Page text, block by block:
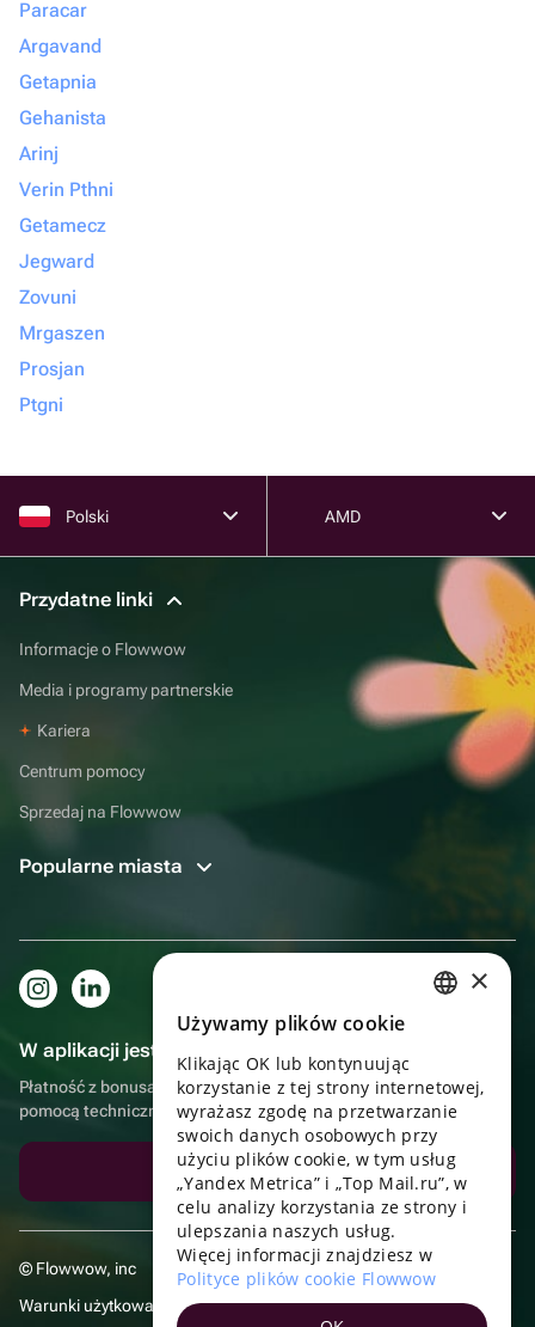
Paracar
Argavand
Getapnia
Gehanista
Arinj
Verin Pthni
Getamecz
Jegward
Zovuni
Mrgaszen
Prosjan
Ptgni
Polski AMD
Przydatne linki
Informacje o Flowwow
Media i programy partnerskie
Kariera
Centrum pomocy
Sprzedaj na Flowwow
Popularne miasta
W aplikacji jest to jeszcze wygodniejsze!
Płatność z bonusami, samodzielna dostawa, wygodny czat z
pomocą techniczną
Pobierz aplikację
© Flowwow, inc
Warunki użytkowania
UKRAINIAN
PORTUGUESE
SPANISH
×
Używamy plików cookie
Klikając OK lub kontynuując
korzystanie z tej strony internetowej,
wyrażasz zgodę na przetwarzanie
swoich danych osobowych przy
użyciu plików cookie, w tym usług
„Yandex Metrica” i „Top Mail.ru”, w
celu analizy korzystania ze strony i
ulepszania naszych usług.
Więcej informacji znajdziesz w
Polityce plików cookie Flowwow